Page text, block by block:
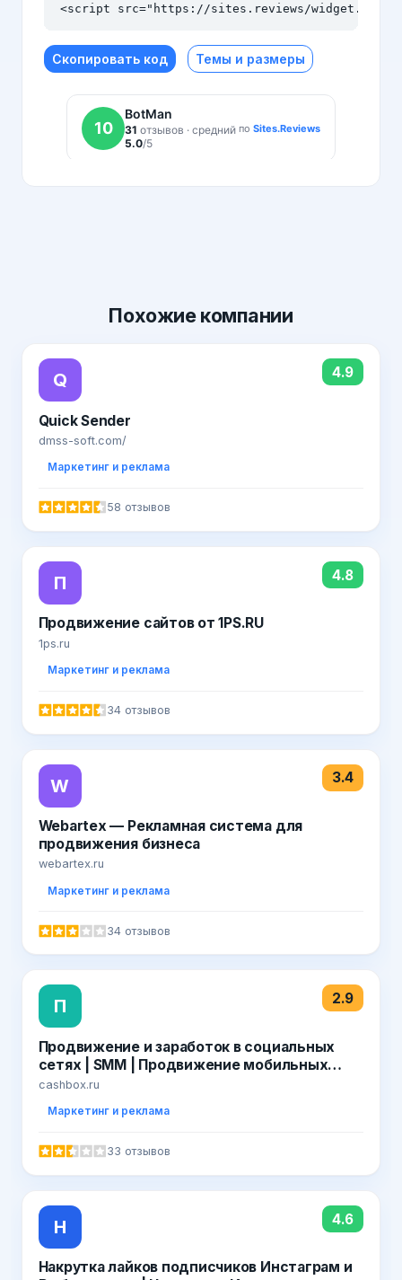
<script src="https://sites.reviews/widget.js"
Скопировать код Темы и размеры
Похожиекомпании
Q 4.9
Quick Sender
dmss-soft.com/
Маркетинг и реклама
58 отзывов
П 4.8
Продвижение сайтов от 1PS.RU
1ps.ru
Маркетинг и реклама
34 отзывов
W 3.4
Webartex — Рекламная система для
продвижения бизнеса
webartex.ru
Маркетинг и реклама
34 отзывов
П 2.9
Продвижение и заработок в социальных
сетях | SММ | Продвижение мобильных
приложений
cashbox.ru
Маркетинг и реклама
33 отзывов
Н 4.6
Накрутка лайков подписчиков Инстаграм и